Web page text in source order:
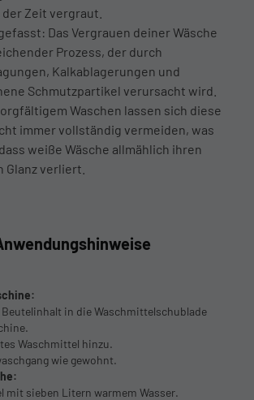
Zeit vergraut.
Das Vergrauen deiner Wäsche
Prozess, der durch
Kalkablagerungen und
Schmutzpartikel verursacht wird.
Waschen lassen sich diese
immer vollständig vermeiden, was
weiße Wäsche allmählich ihren
verliert.
Beutelinhalt in die Waschmittelschublade
Waschmittel hinzu.
wie gewohnt.
mit sieben Litern warmem Wasser.